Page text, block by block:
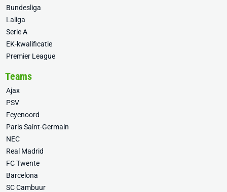
Bundesliga
Laliga
Serie A
EK-kwalificatie
Premier League
Teams
Ajax
PSV
Feyenoord
Paris Saint-Germain
NEC
Real Madrid
FC Twente
Barcelona
SC Cambuur